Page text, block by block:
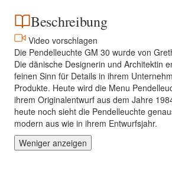
Beschreibung
Video vorschlagen
Die Pendelleuchte GM 30 wurde von
Die dänische Designerin und Architektin
feinen Sinn für Details in ihrem
Produkte. Heute wird die Menu
ihrem Originalentwurf aus dem Jahre
heute noch sieht die Pendelleuchte
modern aus wie in ihrem Entwurfsjahr.
Weniger anzeigen